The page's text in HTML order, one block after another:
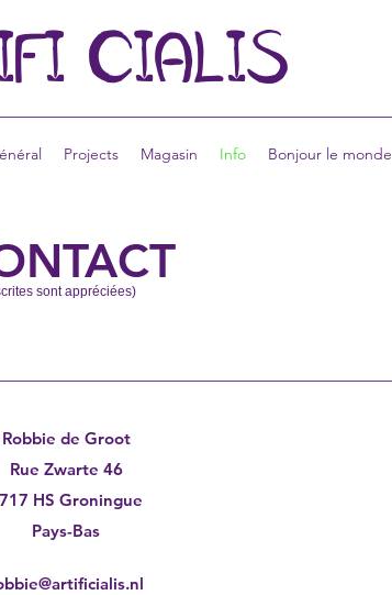
CIALIS
Projects Magasin Info Bonjour le monde
sont appréciées)
Robbie de Groot
Rue Zwarte 46
HS Groningue
Pays-Bas